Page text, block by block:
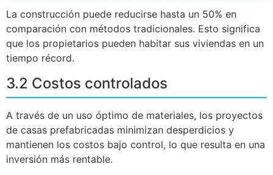
La construcción puede reducirse hasta un 50% en
comparación con métodos tradicionales. Esto significa
que los propietarios pueden habitar sus viviendas en un
tiempo récord.
3.2 Costos controlados
A través de un uso óptimo de materiales, los proyectos
de casas prefabricadas minimizan desperdicios y
mantienen los costos bajo control, lo que resulta en una
inversión más rentable.